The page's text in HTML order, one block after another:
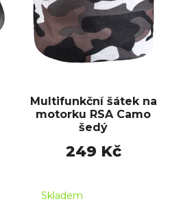
Multifunkční šátek na
motorku RSA Camo
šedý
249 Kč
Skladem